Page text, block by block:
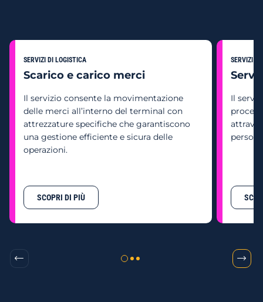
SERVIZI DI LOGISTICA
Scarico e carico merci
Il servizio consente la movimentazione
delle merci all’interno del terminal con
attrezzature specifiche che garantiscono
una gestione efficiente e sicura delle
operazioni.
SCOPRI DI PIÙ
SERVIZI DI
Il